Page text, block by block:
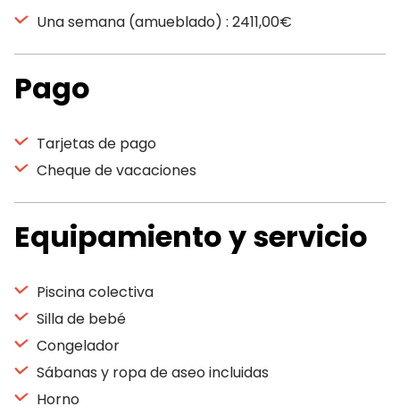
Una semana (amueblado) : 2411,00€
Pago
Tarjetas de pago
Cheque de vacaciones
Equipamiento y servicio
Piscina colectiva
Silla de bebé
Congelador
Sábanas y ropa de aseo incluidas
Horno